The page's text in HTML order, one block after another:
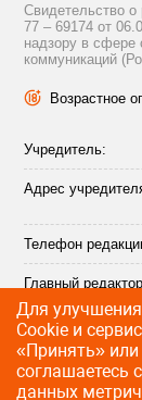
Свидетельство
77 – 69174 от
надзору в сфере
коммуникаций
Возрастное
Учредитель:
Адрес
Телефон
Главный
Адрес
почты редакции:
Для
Сookie и
«Принять»
соглашаетесь
данных